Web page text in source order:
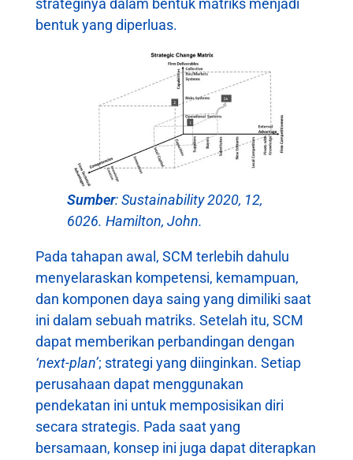
strateginya dalam bentuk matriks menjadi
bentuk yang diperluas.
Sumber: Sustainability 2020, 12,
6026. Hamilton, John.
Pada tahapan awal, SCM terlebih dahulu
menyelaraskan kompetensi, kemampuan,
dan komponen daya saing yang dimiliki saat
ini dalam sebuah matriks. Setelah itu, SCM
dapat memberikan perbandingan dengan
‘next-plan’; strategi yang diinginkan. Setiap
perusahaan dapat menggunakan
pendekatan ini untuk memposisikan diri
secara strategis. Pada saat yang
bersamaan, konsep ini juga dapat diterapkan